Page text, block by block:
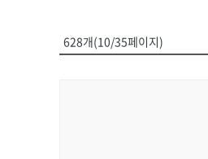
628개(10/35페이지)